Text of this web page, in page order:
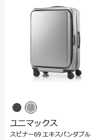
ユニマックス
スピナー69 エキスパンダブル